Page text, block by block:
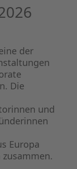
der
Die
und
Europa